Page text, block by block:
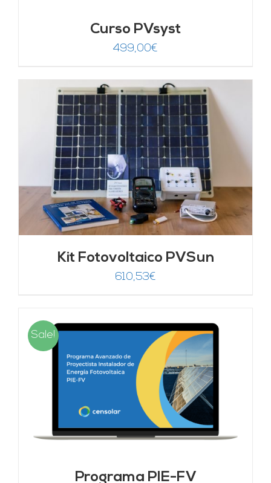
Curso PVsyst
499,00€
Kit Fotovoltaico PVSun
610,53€
Sale!
Programa PIE-FV